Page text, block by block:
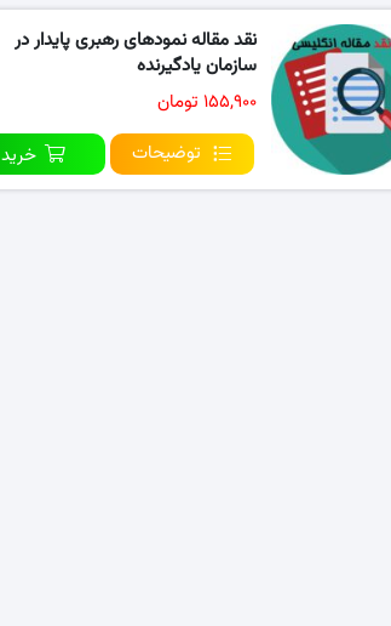
نقد مقاله نمودهای رهبری پایدار در
سازمان یادگیرنده
۱۵۵,۹۰۰ تومان
توضیحات
خرید